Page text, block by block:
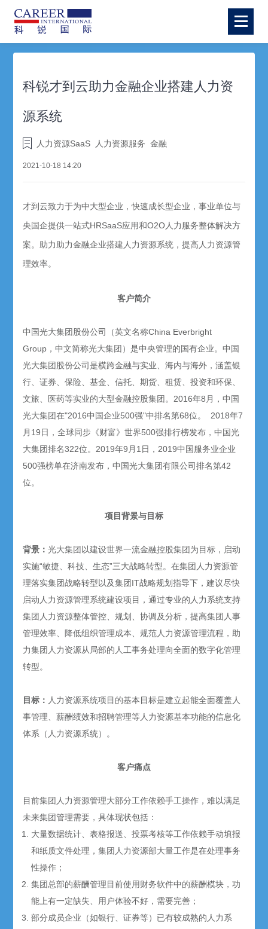
科锐才到云助力金融企业搭建人力资
源系统
人力资源SaaS 人力资源服务 金融
2021-10-18 14:20
才到云致力于为中大型企业，快速成长型企业，事业单位与
央国企提供一站式HRSaaS应用和O2O人力服务整体解决方
案。助力助力金融企业搭建人力资源系统，提高人力资源管
理效率。
客户简介
中国光大集团股份公司（英文名称China Everbright
Group，中文简称光大集团）是中央管理的国有企业。中国
光大集团股份公司是横跨金融与实业、海内与海外，涵盖银
行、证券、保险、基金、信托、期货、租赁、投资和环保、
文旅、医药等实业的大型金融控股集团。2016年8月，中国
光大集团在"2016中国企业500强"中排名第68位。 2018年7
月19日，全球同步《财富》世界500强排行榜发布，中国光
大集团排名322位。2019年9月1日，2019中国服务业企业
500强榜单在济南发布，中国光大集团有限公司排名第42
位。
项目背景与目标
背景 ：光大集团以建设世界一流金融控股集团为目标，启动
实施“敏捷、科技、生态”三大战略转型。在集团人力资源管
理落实集团战略转型以及集团IT战略规划指导下，建议尽快
启动人力资源管理系统建设项目，通过专业的人力系统支持
集团人力资源整体管控、规划、协调及分析，提高集团人事
管理效率、降低组织管理成本、规范人力资源管理流程，助
力集团人力资源从局部的人工事务处理向全面的数字化管理
转型。
目标： 人力资源系统项目的基本目标是建立起能全面覆盖人
事管理、薪酬绩效和招聘管理等人力资源基本功能的信息化
体系（人力资源系统）。
客户痛点
目前集团人力资源管理大部分工作依赖手工操作，难以满足
未来集团管理需要，具体现状包括：
大量数据统计、表格报送、投票考核等工作依赖手动填报
和纸质文件处理，集团人力资源部大量工作是在处理事务
性操作；
集团总部的薪酬管理目前使用财务软件中的薪酬模块，功
能上有一定缺失、用户体验不好，需要完善；
部分成员企业（如银行、证券等）已有较成熟的人力系